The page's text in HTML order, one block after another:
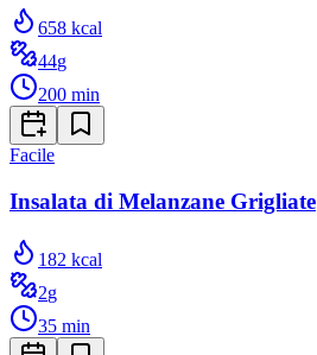
658 kcal
44g
200 min
Facile
Insalata di Melanzane Grigliate
182 kcal
2g
35 min